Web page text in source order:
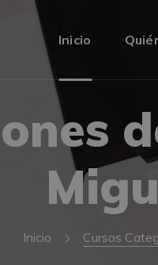
Inicio
Inicio Cursos